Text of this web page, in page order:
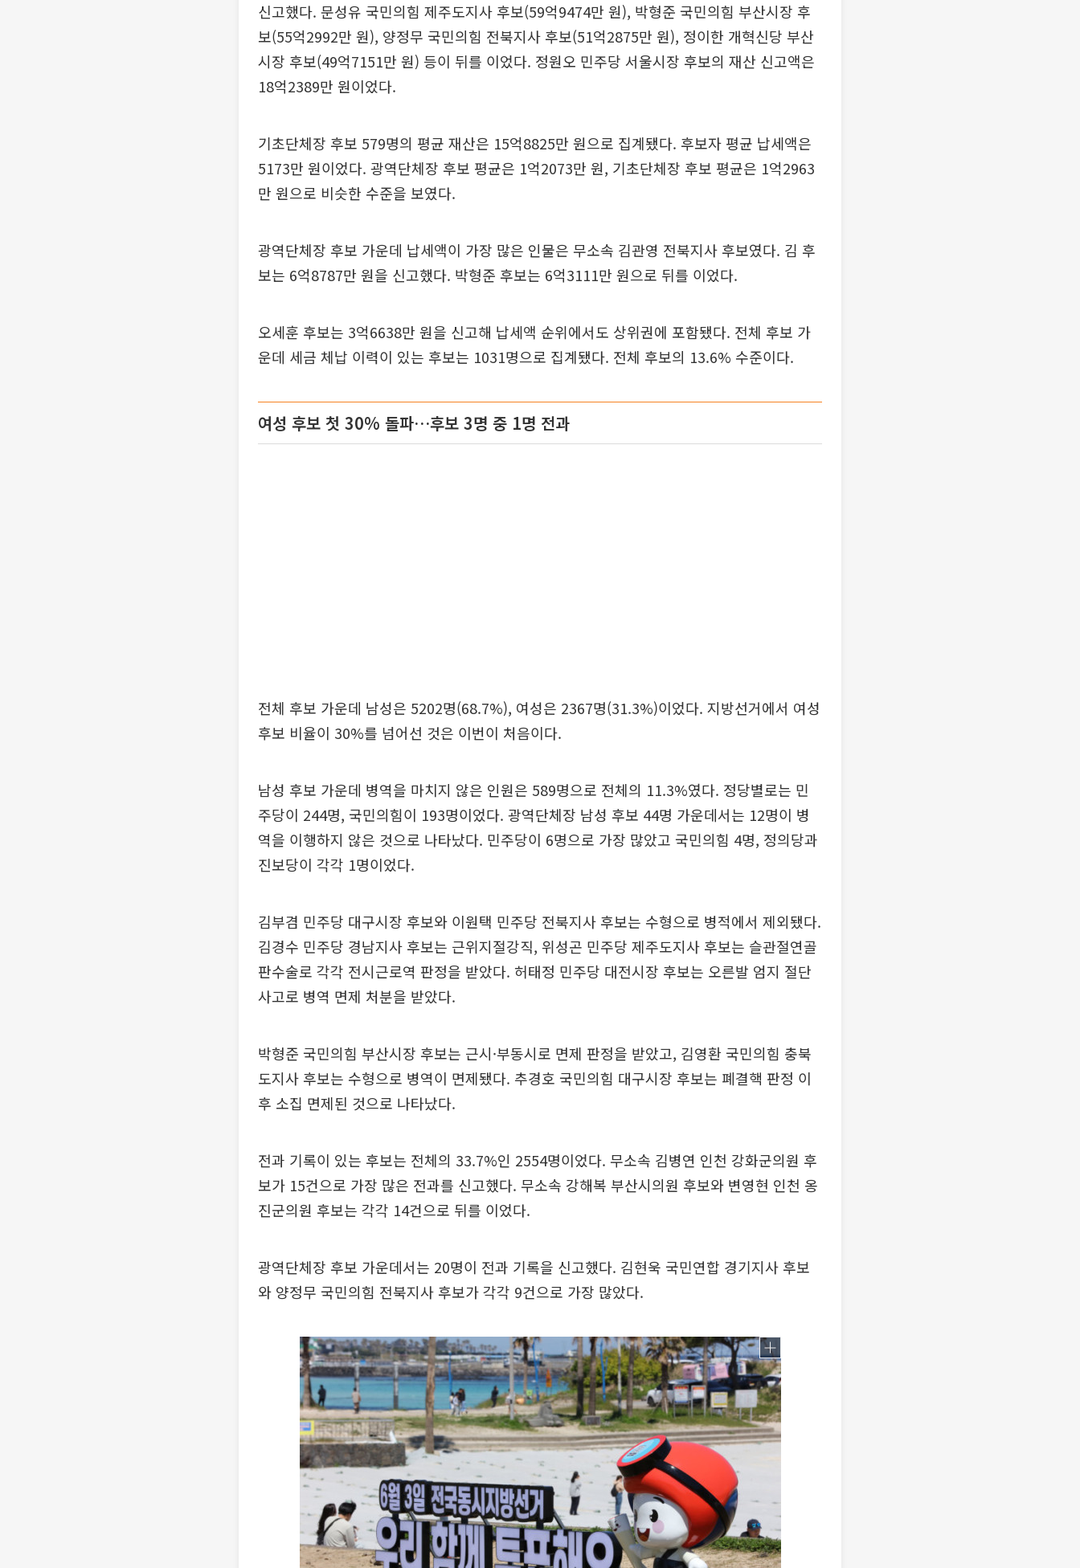
신고했다. 문성유 국민의힘 제주도지사 후보(59억9474만 원), 박형준 국민의힘 부산시장 후
보(55억2992만 원), 양정무 국민의힘 전북지사 후보(51억2875만 원), 정이한 개혁신당 부산
시장 후보(49억7151만 원) 등이 뒤를 이었다. 정원오 민주당 서울시장 후보의 재산 신고액은
18억2389만 원이었다.
기초단체장 후보 579명의 평균 재산은 15억8825만 원으로 집계됐다. 후보자 평균 납세액은
5173만 원이었다. 광역단체장 후보 평균은 1억2073만 원, 기초단체장 후보 평균은 1억2963
만 원으로 비슷한 수준을 보였다.
광역단체장 후보 가운데 납세액이 가장 많은 인물은 무소속 김관영 전북지사 후보였다. 김 후
보는 6억8787만 원을 신고했다. 박형준 후보는 6억3111만 원으로 뒤를 이었다.
오세훈 후보는 3억6638만 원을 신고해 납세액 순위에서도 상위권에 포함됐다. 전체 후보 가
운데 세금 체납 이력이 있는 후보는 1031명으로 집계됐다. 전체 후보의 13.6% 수준이다.
여성 후보 첫 30% 돌파…후보 3명 중 1명 전과
전체 후보 가운데 남성은 5202명(68.7%), 여성은 2367명(31.3%)이었다. 지방선거에서 여성
후보 비율이 30%를 넘어선 것은 이번이 처음이다.
남성 후보 가운데 병역을 마치지 않은 인원은 589명으로 전체의 11.3%였다. 정당별로는 민
주당이 244명, 국민의힘이 193명이었다. 광역단체장 남성 후보 44명 가운데서는 12명이 병
역을 이행하지 않은 것으로 나타났다. 민주당이 6명으로 가장 많았고 국민의힘 4명, 정의당과
진보당이 각각 1명이었다.
김부겸 민주당 대구시장 후보와 이원택 민주당 전북지사 후보는 수형으로 병적에서 제외됐다.
김경수 민주당 경남지사 후보는 근위지절강직, 위성곤 민주당 제주도지사 후보는 슬관절연골
판수술로 각각 전시근로역 판정을 받았다. 허태정 민주당 대전시장 후보는 오른발 엄지 절단
사고로 병역 면제 처분을 받았다.
박형준 국민의힘 부산시장 후보는 근시·부동시로 면제 판정을 받았고, 김영환 국민의힘 충북
도지사 후보는 수형으로 병역이 면제됐다. 추경호 국민의힘 대구시장 후보는 폐결핵 판정 이
후 소집 면제된 것으로 나타났다.
전과 기록이 있는 후보는 전체의 33.7%인 2554명이었다. 무소속 김병연 인천 강화군의원 후
보가 15건으로 가장 많은 전과를 신고했다. 무소속 강해복 부산시의원 후보와 변영현 인천 옹
진군의원 후보는 각각 14건으로 뒤를 이었다.
광역단체장 후보 가운데서는 20명이 전과 기록을 신고했다. 김현욱 국민연합 경기지사 후보
와 양정무 국민의힘 전북지사 후보가 각각 9건으로 가장 많았다.